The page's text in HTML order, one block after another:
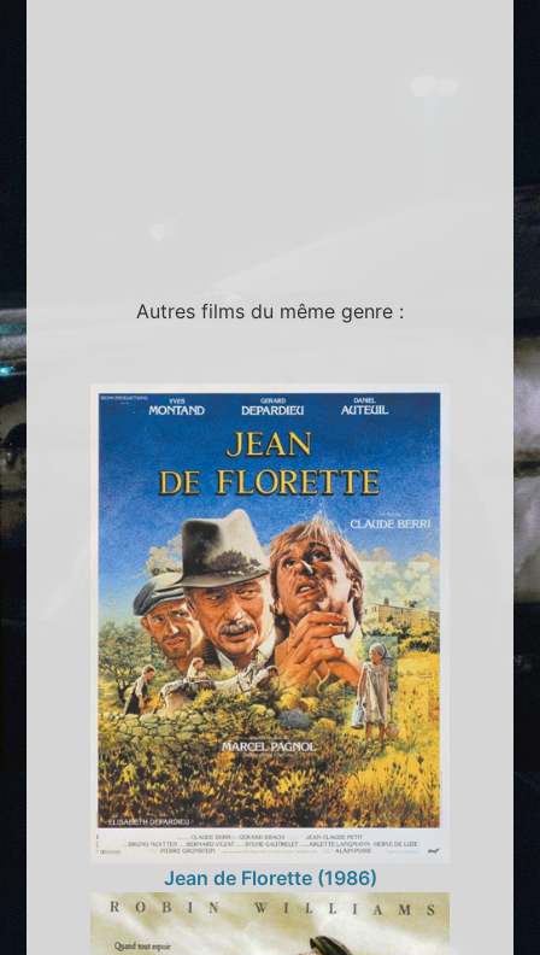
Autres films du même genre :
Jean de Florette (1986)